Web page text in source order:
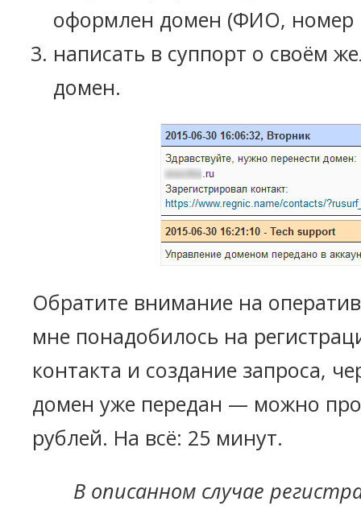
оформлен домен (ФИО, номер
написать в суппорт о своём
домен.
Обратите внимание на
мне понадобилось на
контакта и создание запроса,
домен уже передан — можно
рублей. На всё: 25 минут.
В описанном случае